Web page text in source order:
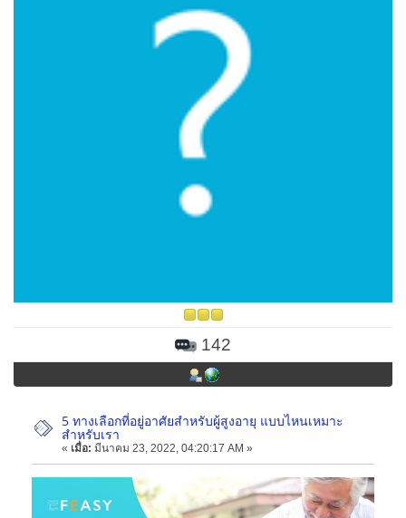
142
5 ทางเลือกที่อยู่อาศัยสำหรับผู้สูงอายุ แบบไหนเหมาะ
สำหรับเรา
« เมื่อ: มีนาคม 23, 2022, 04:20:17 AM »